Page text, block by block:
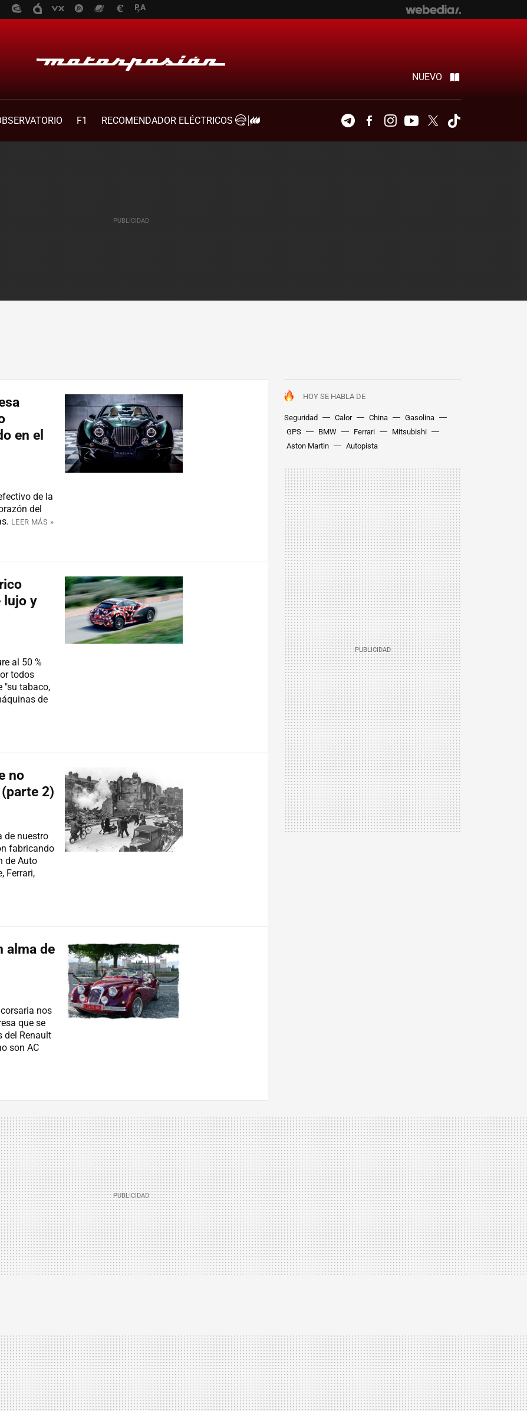
NUEVO
F1
RECOMENDADOR ELÉCTRICOS
TelegramFacebookInstagramYoutubeTwitter
HOY SE HABLA DE
Seguridad Calor China
Gasolina
GPS
BMW Ferrari
Mitsubishi
Aston Martin
Autopista
en el
de la
del
LEER MÁS »
lujo y
al 50 %
todos
"su tabaco,
de
no
2)
de nuestro
fabricando
de Auto
Ferrari,
alma de
nos
que se
del Renault
son AC